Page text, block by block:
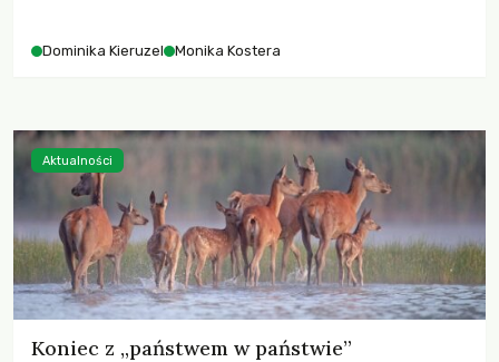
Dominika Kieruzel Monika Kostera
Koniec z „państwem w państwie”
Aktualności